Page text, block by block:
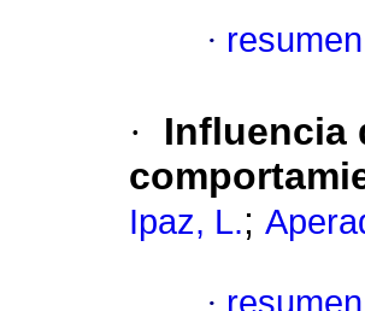
·
·
Influencia
Ipaz, L.;
·